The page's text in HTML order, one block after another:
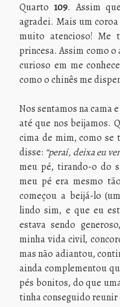
Quarto 109. Assim
agradei. Mais um
muito atencioso! Me
princesa. Assim como
curioso em me
como o chinês me
Nos sentamos na cama
até que nos beijamos.
cima de mim, como se
disse: “peraí, deixa eu
meu pé, tirando-o do
meu pé era mesmo
começou a beijá-lo
lindo sim, e que eu
estava sendo
minha vida civil,
mas não adiantou,
ainda complementou
pés bonitos, do que
tinha conseguido reunir